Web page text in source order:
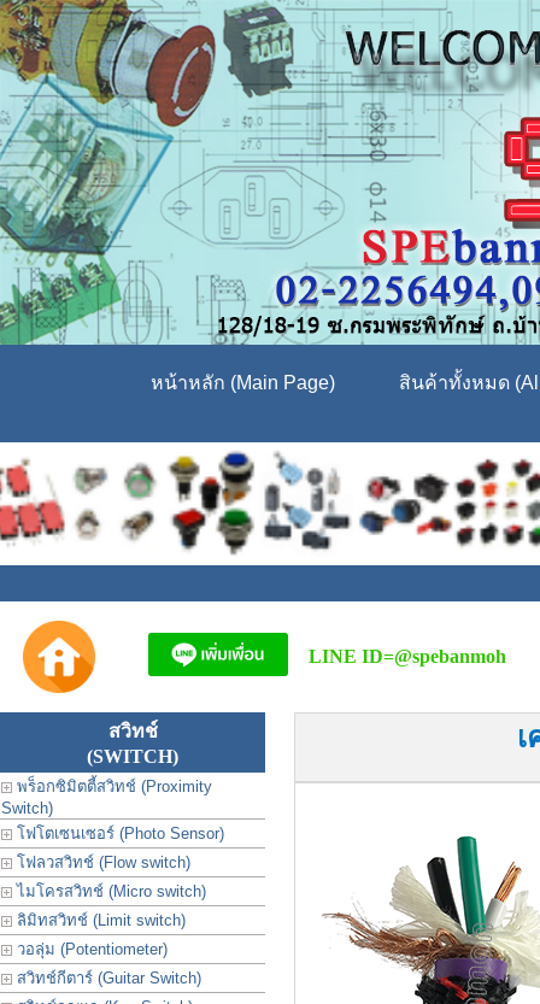
หน้าหลัก (Main Page) สินค้าทั้งหมด
LINE ID=@spebanmoh
สวิทช์
(SWITCH)
พร็อกซิมิตตี้สวิทช์ (Proximity
Switch)
โฟโตเซนเซอร์ (Photo Sensor)
โฟลวสวิทช์ (Flow switch)
ไมโครสวิทช์ (Micro switch)
ลิมิทสวิทช์ (Limit switch)
วอลุ่ม (Potentiometer)
สวิทช์กีตาร์ (Guitar Switch)